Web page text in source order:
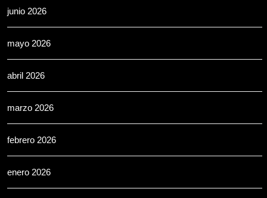
junio 2026
mayo 2026
abril 2026
marzo 2026
febrero 2026
enero 2026